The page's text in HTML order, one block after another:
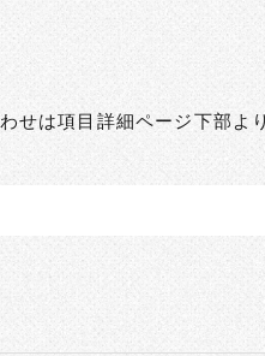
せは項目詳細ページ下部よ